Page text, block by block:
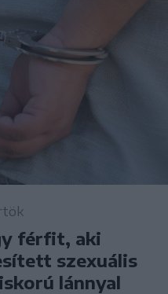
férfit, aki
szexuális
lánnyal